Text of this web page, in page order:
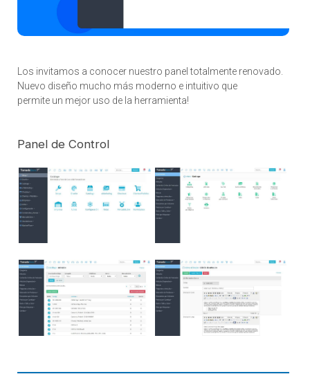
Los invitamos a conocer nuestro panel totalmente renovado.
Nuevo diseño mucho más moderno e intuitivo que
permite un mejor uso de la herramienta!
Panel de Control